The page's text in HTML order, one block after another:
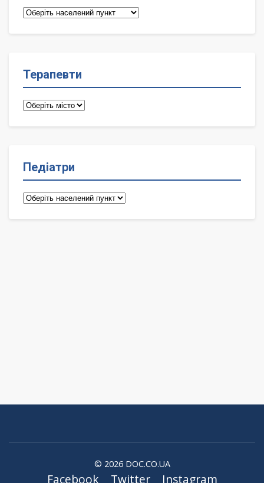
Сімейні
Терапевти
Терапевти
Педіатри
Педіатри
© 2026 DOC.CO.UA
Facebook Twitter Instagram